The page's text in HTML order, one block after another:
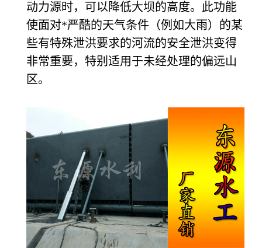
动力源时，可以降低大坝的高度。此功能
使面对*严酷的天气条件（例如大雨）的某
些有特殊泄洪要求的河流的安全泄洪变得
非常重要，特别适用于未经处理的偏远山
区。